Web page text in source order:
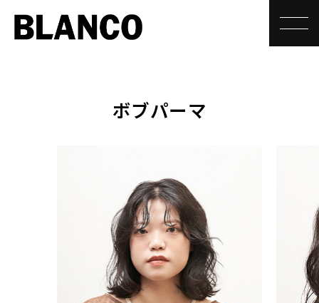
ボブパーマ